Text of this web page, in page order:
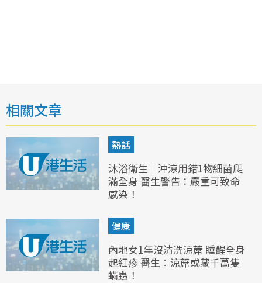
相關文章
熱話
沐浴衛生︱沖涼用錯1物細菌爬
滿全身 醫生警告：嚴重可致命
感染！
健康
內地女1年沒清洗涼蓆 睡醒全身
起紅疹 醫生︰涼蓆或藏千萬隻
蟎蟲！